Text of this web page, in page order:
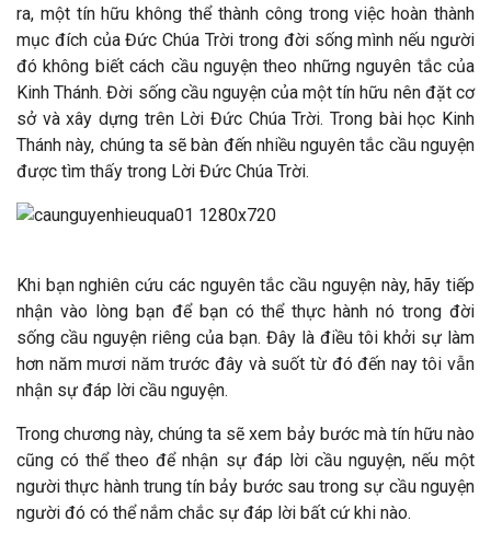
ra, một tín hữu không thể thành công trong việc hoàn thành
mục đích của Đức Chúa Trời trong đời sống mình nếu người
đó không biết cách cầu nguyện theo những nguyên tắc của
Kinh Thánh. Đời sống cầu nguyện của một tín hữu nên đặt cơ
sở và xây dựng trên Lời Đức Chúa Trời. Trong bài học Kinh
Thánh này, chúng ta sẽ bàn đến nhiều nguyên tắc cầu nguyện
được tìm thấy trong Lời Đức Chúa Trời.
Khi bạn nghiên cứu các nguyên tắc cầu nguyện này, hãy tiếp
nhận vào lòng bạn để bạn có thể thực hành nó trong đời
sống cầu nguyện riêng của bạn. Đây là điều tôi khởi sự làm
hơn năm mươi năm trước đây và suốt từ đó đến nay tôi vẫn
nhận sự đáp lời cầu nguyện.
Trong chương này, chúng ta sẽ xem bảy bước mà tín hữu nào
cũng có thể theo để nhận sự đáp lời cầu nguyện, nếu một
người thực hành trung tín bảy bước sau trong sự cầu nguyện
người đó có thể nắm chắc sự đáp lời bất cứ khi nào.